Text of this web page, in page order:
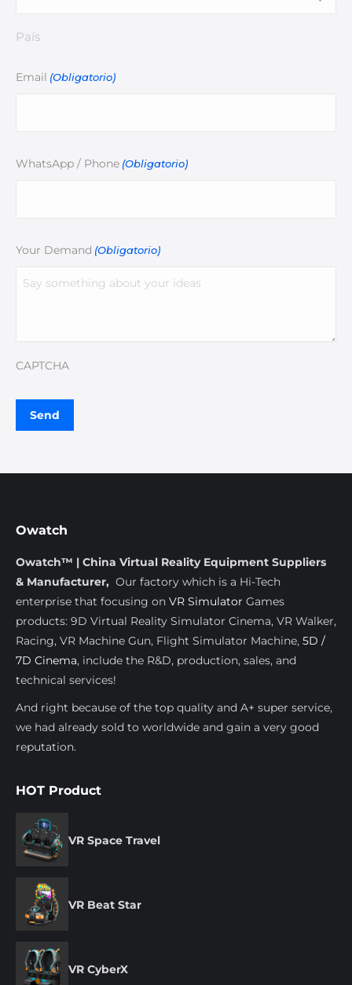
País
Email (Obligatorio)
WhatsApp / Phone (Obligatorio)
Your Demand (Obligatorio)
CAPTCHA
Owatch
Owatch™ | China Virtual Reality Equipment Suppliers
& Manufacturer, Our factory which is a Hi-Tech
enterprise that focusing on VR Simulator Games
products: 9D Virtual Reality Simulator Cinema, VR Walker,
Racing, VR Machine Gun, Flight Simulator Machine, 5D /
7D Cinema, include the R&D, production, sales, and
technical services!
And right because of the top quality and A+ super service,
we had already sold to worldwide and gain a very good
reputation.
HOT Product
VR Space Travel
VR Beat Star
VR CyberX